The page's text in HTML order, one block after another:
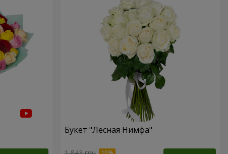
Букет "Лесная Нимфа"